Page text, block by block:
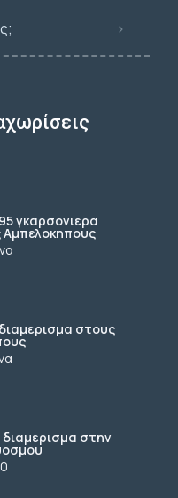
γκαρσονιερα
Αμπελοκηπους
στους
διαμερισμα στην